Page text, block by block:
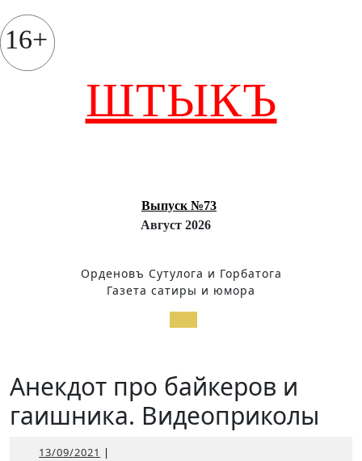
к
содержимому
16+
ШТЫКЪ
Выпуск №73
Август 2026
Орденовъ Сутулога и Горбатога
Газета сатиры и юмора
Открыть
Анекдот про байкеров и
гаишника. Видеоприколы
13/09/2021 13/09/2021
|